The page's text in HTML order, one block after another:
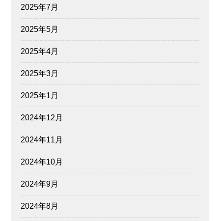
2025年7月
2025年5月
2025年4月
2025年3月
2025年1月
2024年12月
2024年11月
2024年10月
2024年9月
2024年8月